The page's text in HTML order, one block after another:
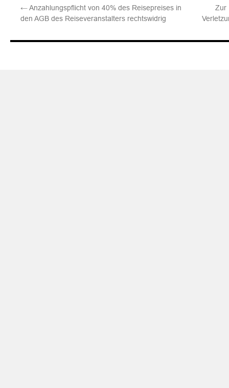
←Anzahlungspflicht von 40% des Reisepreises in
den AGB des Reiseveranstalters rechtswidrig
Zur